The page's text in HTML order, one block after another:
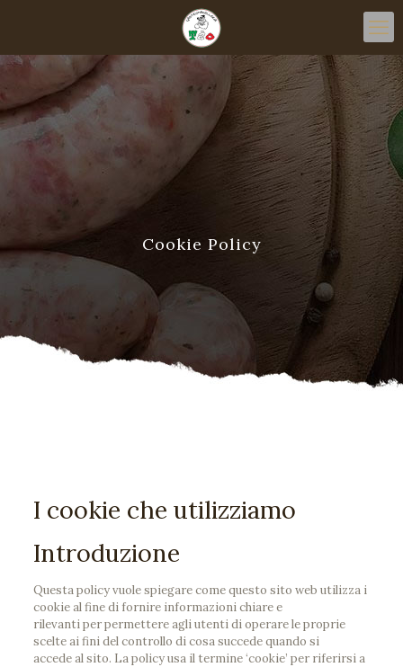
Cookie Policy
I cookie che utilizziamo
Introduzione
Questa policy vuole spiegare come questo sito web utilizza i
cookie al fine di fornire informazioni chiare e
rilevanti per permettere agli utenti di operare le proprie
scelte ai fini del controllo di cosa succede quando si
accede al sito. La policy usa il termine ‘cookie’ per riferirsi a